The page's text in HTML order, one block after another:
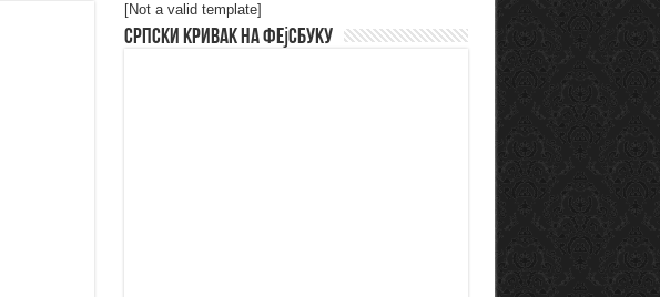
[Not a valid template]
Српски Кривак на Фејсбуку